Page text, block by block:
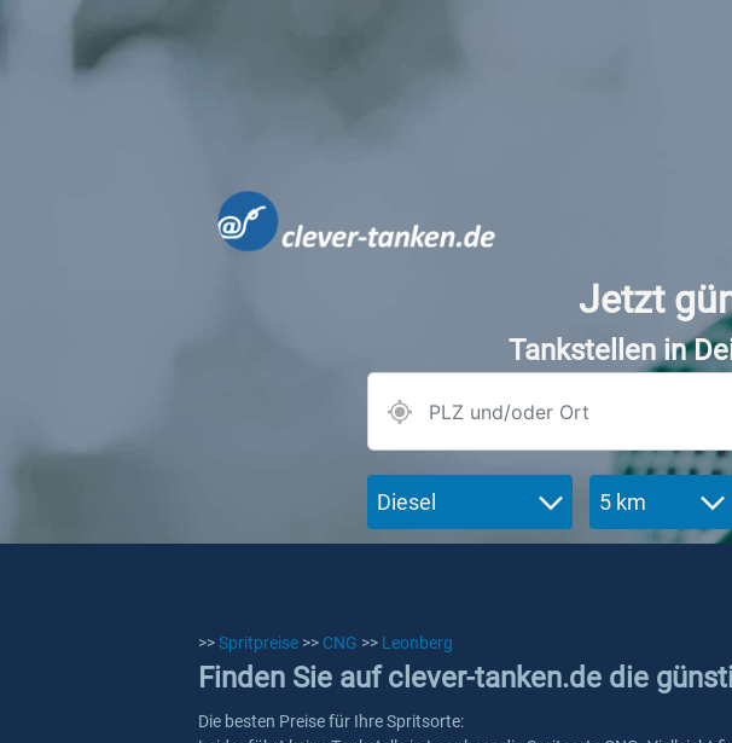
Jetzt
Tankstellen in
Diesel 5 km
>>Spritpreise >> CNG >> Leonberg
Finden Sie auf clever-tanken.de die
Die besten Preise für Ihre Spritsorte: